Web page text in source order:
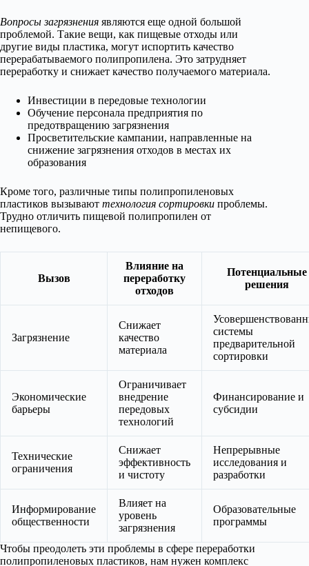
Вопросы загрязнения являются еще одной большой
проблемой. Такие вещи, как пищевые отходы или
другие виды пластика, могут испортить качество
перерабатываемого полипропилена. Это затрудняет
переработку и снижает качество получаемого материала.
Инвестиции в передовые технологии
Обучение персонала предприятия по
предотвращению загрязнения
Просветительские кампании, направленные на
снижение загрязнения отходов в местах их
образования
Кроме того, различные типы полипропиленовых
пластиков вызывают технология сортировки проблемы.
Трудно отличить пищевой полипропилен от
непищевого.
Вызов
Влияние на
переработку
отходов
Потенциальные
решения
Загрязнение
Снижает
качество
материала
системы
предварительной
сортировки
Экономические
барьеры
Ограничивает
внедрение
передовых
технологий
Финансирование и
субсидии
Технические
ограничения
Снижает
эффективность
и чистоту
Непрерывные
исследования и
разработки
Информирование
общественности
Влияет на
уровень
загрязнения
Образовательные
программы
Чтобы преодолеть эти проблемы в сфере переработки
полипропиленовых пластиков, нам нужен комплекс